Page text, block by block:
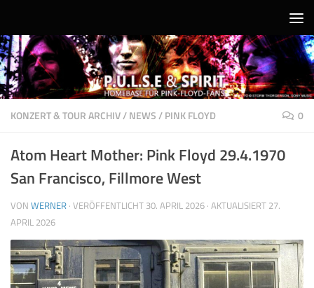
KONZERT & TOUR ARCHIV/NEWS/PINK FLOYD 0
Atom Heart Mother: Pink Floyd 29.4.1970
San Francisco, Fillmore West
VON WERNER · VERÖFFENTLICHT 30. APRIL 2026 · AKTUALISIERT 27.
APRIL 2026